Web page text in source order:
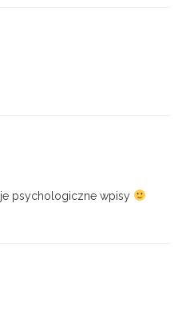
psychologiczne wpisy